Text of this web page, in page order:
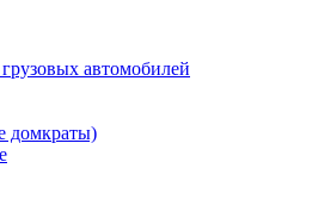
автомобилей
домкраты)